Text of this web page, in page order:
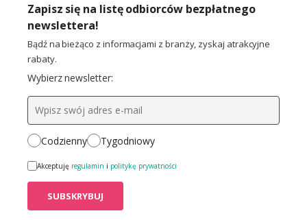
Zapisz się na listę odbiorców bezpłatnego
newslettera!
Bądź na bieżąco z informacjami z branży, zyskaj atrakcyjne
rabaty.
Wybierz newsletter:
Codzienny Tygodniowy
Akceptuję regulamin i politykę prywatności